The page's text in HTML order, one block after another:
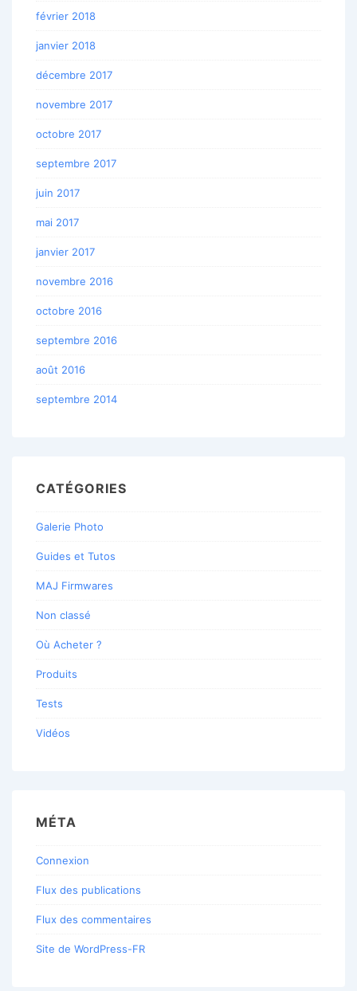
février 2018
janvier 2018
décembre 2017
novembre 2017
octobre 2017
septembre 2017
juin 2017
mai 2017
janvier 2017
novembre 2016
octobre 2016
septembre 2016
août 2016
septembre 2014
CATÉGORIES
Galerie Photo
Guides et Tutos
MAJ Firmwares
Non classé
Où Acheter ?
Produits
Tests
Vidéos
MÉTA
Connexion
Flux des publications
Flux des commentaires
Site de WordPress-FR